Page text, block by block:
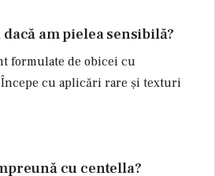
am pielea sensibilă?
formulate de obicei cu
cu aplicări rare și texturi
cu centella?